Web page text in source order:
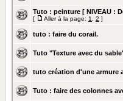
Tuto : peinture [ NIVEAU :
[ Aller à la page: 1 2 ]
tuto : faire du corail.
Tuto "Texture avec du
tuto création d'une armure
Tuto : faire des colonnes